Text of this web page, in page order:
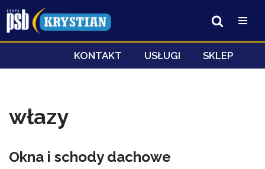
Przejdź
do
KONTAKT USŁUGI SKLEP
włazy
Okna i schody dachowe